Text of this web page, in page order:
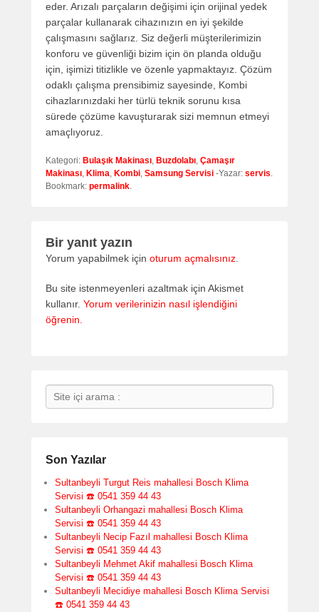
eder. Arızalı parçaların değişimi için orijinal yedek
parçalar kullanarak cihazınızın en iyi şekilde
çalışmasını sağlarız. Siz değerli müşterilerimizin
konforu ve güvenliği bizim için ön planda olduğu
için, işimizi titizlikle ve özenle yapmaktayız. Çözüm
odaklı çalışma prensibimiz sayesinde, Kombi
cihazlarınızdaki her türlü teknik sorunu kısa
sürede çözüme kavuşturarak sizi memnun etmeyi
amaçlıyoruz.
Kategori: Bulaşık Makinası, Buzdolabı, Çamaşır
Makinası, Klima, Kombi, Samsung Servisi -Yazar: servis.
Bookmark: permalink.
Bir yanıt yazın
Yorum yapabilmek için oturum açmalısınız
Bu site istenmeyenleri azaltmak için Akismet
kullanır. Yorum verilerinizin nasıl işlendiğini
öğrenin.
Search
Son Yazılar
Sultanbeyli Turgut Reis mahallesi Bosch Klima
Servisi ☎️ 0541 359 44 43
Sultanbeyli Orhangazi mahallesi Bosch Klima
Servisi ☎️ 0541 359 44 43
Sultanbeyli Necip Fazıl mahallesi Bosch Klima
Servisi ☎️ 0541 359 44 43
Sultanbeyli Mehmet Akif mahallesi Bosch Klima
Servisi ☎️ 0541 359 44 43
Sultanbeyli Mecidiye mahallesi Bosch Klima Servisi
☎️ 0541 359 44 43